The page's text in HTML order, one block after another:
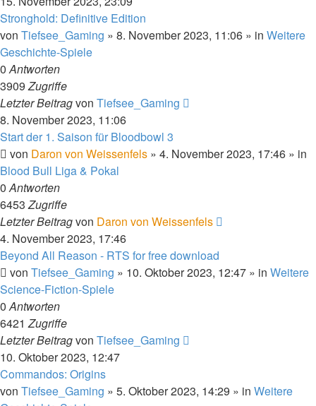
Stronghold: Definitive Edition
von Tiefsee_Gaming » 8. November 2023, 11:06 » in Weitere
Geschichte-Spiele
0Antworten
3909Zugriffe
Letzter Beitragvon Tiefsee_Gaming
8. November 2023, 11:06
Start der 1. Saison für Bloodbowl 3
von Daron von Weissenfels » 4. November 2023, 17:46 » in
Blood Bull Liga & Pokal
0Antworten
6453Zugriffe
Letzter Beitragvon Daron von Weissenfels
4. November 2023, 17:46
Beyond All Reason - RTS for free download
von Tiefsee_Gaming » 10. Oktober 2023, 12:47 » in Weitere
Science-Fiction-Spiele
0Antworten
6421Zugriffe
Letzter Beitragvon Tiefsee_Gaming
10. Oktober 2023, 12:47
Commandos: Origins
von Tiefsee_Gaming » 5. Oktober 2023, 14:29 » in Weitere